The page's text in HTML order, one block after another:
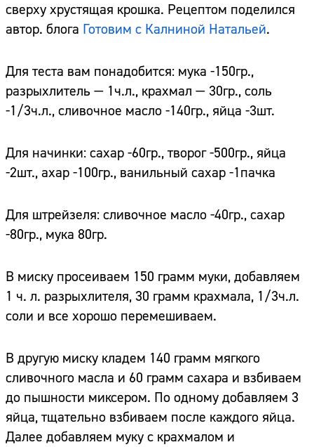
сверху хрустящая крошка. Рецептом поделился
автор. блога Готовим с Калниной Натальей.
Для теста вам понадобится: мука -150гр.,
разрыхлитель — 1ч.л., крахмал — 30гр., соль
-1/3ч.л., сливочное масло -140гр., яйца -3шт.
Для начинки: сахар -60гр., творог -500гр., яйца
-2шт., ахар -100гр., ванильный сахар -1пачка
Для штрейзеля: сливочное масло -40гр., сахар
-80гр., мука 80гр.
В миску просеиваем 150 грамм муки, добавляем
1 ч. л. разрыхлителя, 30 грамм крахмала, 1/3ч.л.
соли и все хорошо перемешиваем.
В другую миску кладем 140 грамм мягкого
сливочного масла и 60 грамм сахара и взбиваем
до пышности миксером. По одному добавляем 3
яйца, тщательно взбиваем после каждого яйца.
Далее добавляем муку с крахмалом и